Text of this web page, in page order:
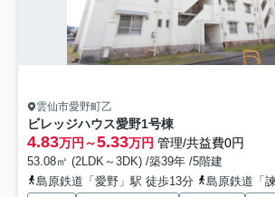
雲仙市愛野町乙
ビレッジハウス愛野1号棟
4.83万円～5.33万円 管理/共益費0円
53.08㎡ (2LDK～3DK) /築39年 /5階建
島原鉄道「愛野」駅 徒歩13分
島原鉄道「諫